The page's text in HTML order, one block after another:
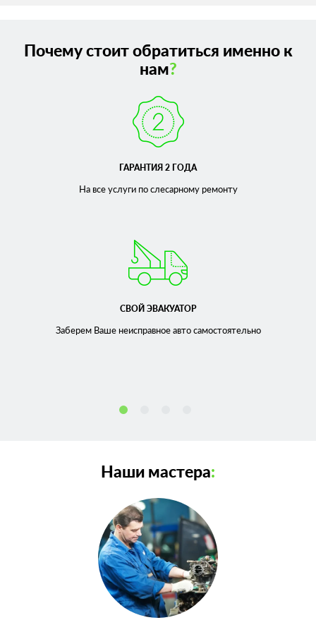
хорошие скидки.
Почему стоит обратиться именно к
нам?
ГАРАНТИЯ 2 ГОДА
На все услуги по слесарномуремонту
СВОЙ ЭВАКУАТОР
Заберем Ваше неисправноеавто самостоятельно
Наши мастера: